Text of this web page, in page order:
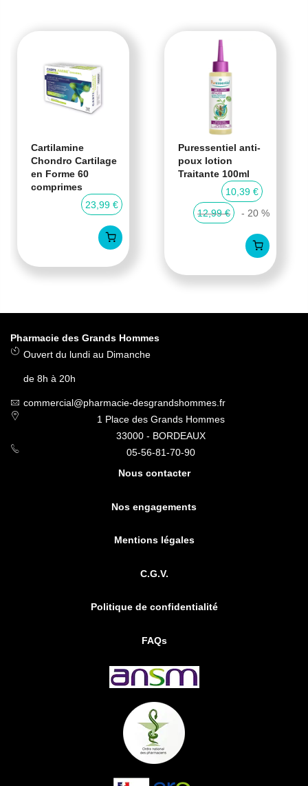
Cartilamine
Chondro Cartilage
en Forme 60
comprimes
23,99 €
Puressentiel anti-
poux lotion
Traitante 100ml
10,39 €
12,99 €
- 20 %
Pharmacie des Grands Hommes
Ouvert du lundi au Dimanche
de 8h à 20h
commercial@pharmacie-desgrandshommes.fr
1 Place des Grands Hommes
33000 - BORDEAUX
05-56-81-70-90
Nous contacter
Nos engagements
Mentions légales
C.G.V.
Politique de confidentialité
FAQs